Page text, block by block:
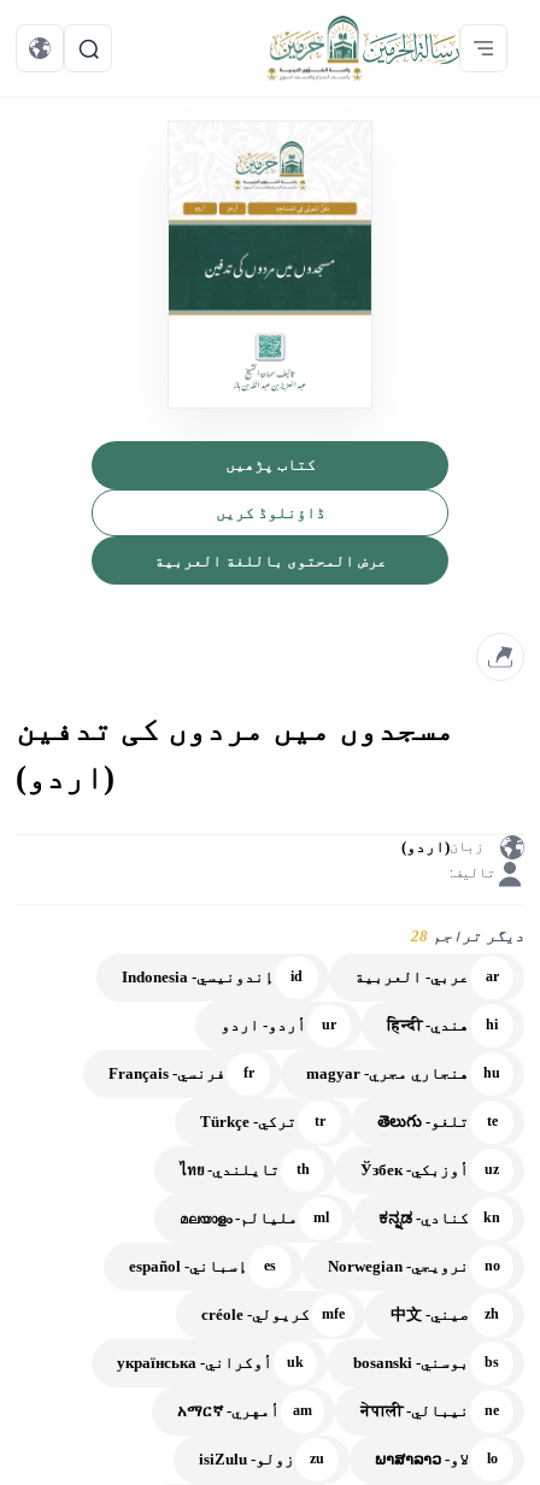
کتاب پڑھیں
ڈاؤنلوڈ کریں
عرض المحتوى باللغة العربية
مسجدوں میں مردوں کی تدفین
(اردو)
زبان(اردو)
تالیف:
دیگر تراجم28
ar عربي- العربية id إندونيسي- Indonesia
hi هندي- हिन्दी ur أردو- اردو
hu هنجاري مجري- magyar fr فرنسي- Français
te تلغو- తెలుగు tr تركي- Türkçe
uz أوزبكي- Ўзбек th تايلندي- ไทย
kn كنادي- ಕನ್ನಡ ml مليالم- മലയാളം
no نرويجي- Norwegian es إسباني- español
zh صيني- 中文 mfe كريولي- créole
bs بوسني- bosanski uk أوكراني- українська
ne نيبالي- नेपाली am أمهري- አማርኛ
lo لاو- ພາສາລາວ zu زولو- isiZulu